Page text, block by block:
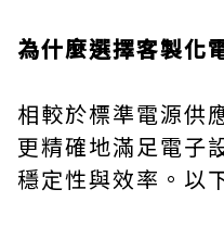
為什麼選擇客製化
相較於標準電源供
更精確地滿足電子
穩定性與效率。以